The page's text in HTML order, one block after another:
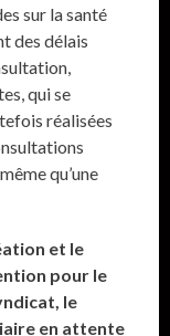
sur la santé
des délais
qui se
réalisées
qu’une
et le
pour le
le
en attente